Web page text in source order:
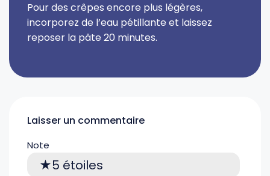
Pour des crêpes encore plus légères,
incorporez de l’eau pétillante et laissez
reposer la pâte 20 minutes.
Laisser un commentaire
Note
5 étoiles